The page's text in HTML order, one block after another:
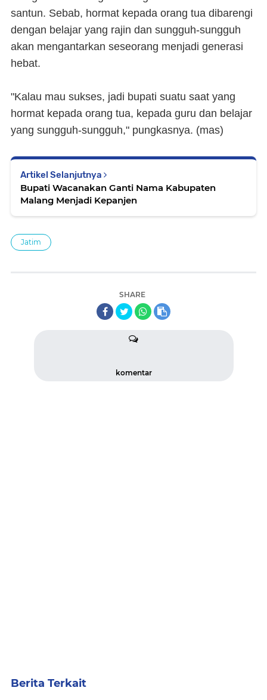
santun. Sebab, hormat kepada orang tua dibarengi
dengan belajar yang rajin dan sungguh-sungguh
akan mengantarkan seseorang menjadi generasi
hebat.
"Kalau mau sukses, jadi bupati suatu saat yang
hormat kepada orang tua, kepada guru dan belajar
yang sungguh-sungguh," pungkasnya. (mas)
Artikel Selanjutnya
Bupati Wacanakan Ganti Nama Kabupaten
Malang Menjadi Kepanjen
Jatim
SHARE
komentar
Berita Terkait